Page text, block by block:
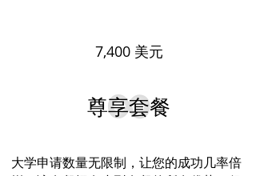
∞
尊享套餐
7,400 美元
大学申请数量无限制，让您的成功几率倍